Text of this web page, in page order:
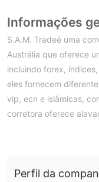
Informações
S.A.M. Tradeé uma
Austrália que oferece
incluindo forex,
eles fornecem
vip, ecn e islâmicas,
corretora oferece
S.A.M. Trade também
Perfil da